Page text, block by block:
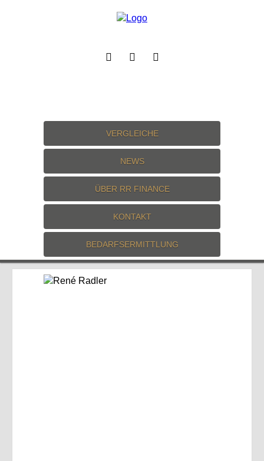
VERGLEICHE
NEWS
ÜBER RR FINANCE
KONTAKT
BEDARFSERMITTLUNG